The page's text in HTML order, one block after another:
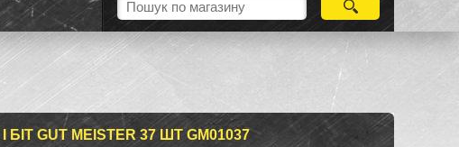
GUT MEISTER 37 ШТ GM01037